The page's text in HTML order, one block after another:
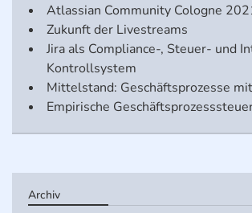
Atlassian Community Cologne
Zukunft der Livestreams
Jira als Compliance-, Steuer- und
Kontrollsystem
Mittelstand: Geschäftsprozesse
Empirische
Archiv